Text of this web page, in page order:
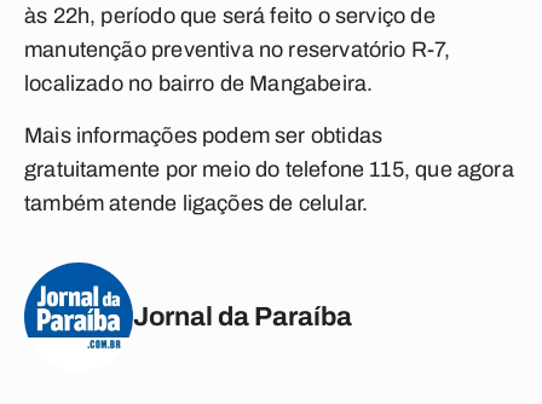
às 22h, período que será feito o serviço de
manutenção preventiva no reservatório R-7,
localizado no bairro de Mangabeira.
Mais informações podem ser obtidas
gratuitamente por meio do telefone 115, que agora
também atende ligações de celular.
Jornal da Paraíba